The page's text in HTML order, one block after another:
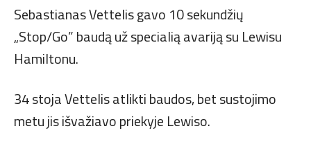
Sebastianas Vettelis gavo 10 sekundžių
„Stop/Go” baudą už specialią avariją su Lewisu
Hamiltonu.
34 stoja Vettelis atlikti baudos, bet sustojimo
metu jis išvažiavo priekyje Lewiso.